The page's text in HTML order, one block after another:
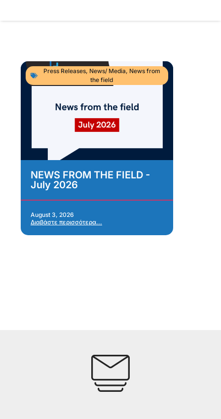
Press Releases, News/ Media, News from
the field
NEWS FROM THE FIELD -
July 2026
August 3, 2026
Διαβάστε περισσότερα...